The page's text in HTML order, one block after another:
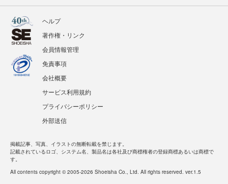
ヘルプ
著作権・リンク
会員情報管理
免責事項
会社概要
サービス利用規約
プライバシーポリシー
外部送信
掲載記事、写真、イラストの無断転載を禁じます。
記載されているロゴ、システム名、製品名は各社及び商標権者の登録商標あるいは商標で
す。
All contents copyright © 2005-2026 Shoeisha Co., Ltd. All rights reserved. ver.1.5